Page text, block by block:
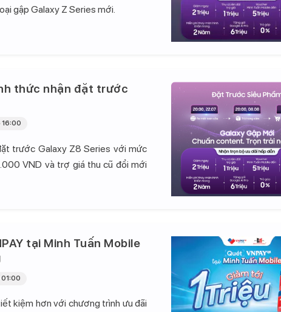
gập Galaxy Z Series mới.
thức nhận đặt trước
trước Galaxy Z8 Series với mức
VND và trợ giá thu cũ đổi mới
tại Minh Tuấn Mobile
kiệm hơn với chương trình ưu đãi